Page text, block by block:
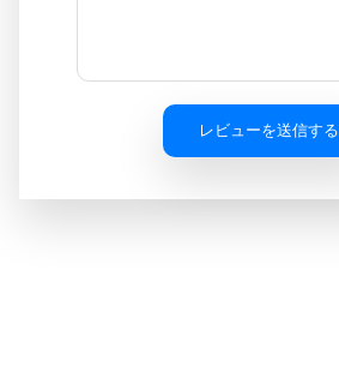
レビューを送信する